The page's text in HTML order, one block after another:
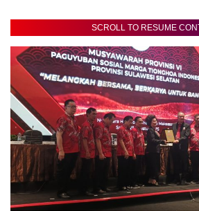
SCROLL TO RESUME